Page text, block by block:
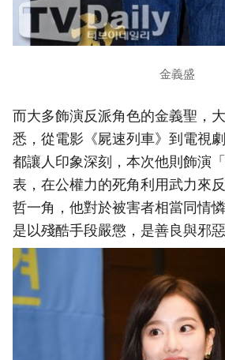
金義盛
而大多飾演反派角色的金義聖，
悉，從電影《屍速列車》到電視
都讓人印象深刻，本次他則飾演
表，在公權力的死角利用武力來
哲一角，他對於被害者相當同情
是以殘酷手段嚴懲，是善良與邪惡